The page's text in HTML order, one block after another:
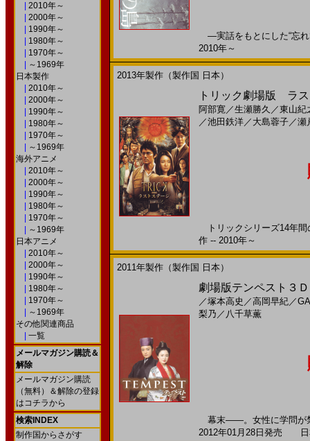
2010年～
2000年～
1990年～
1980年～
1970年～
～1969年
日本製作
2010年～
2000年～
1990年～
1980年～
1970年～
～1969年
海外アニメ
2010年～
2000年～
1990年～
1980年～
1970年～
～1969年
日本アニメ
2010年～
2000年～
1990年～
1980年～
1970年～
～1969年
その他関連商品
一覧
メールマガジン購読＆
解除
メールマガジン購読
（無料）＆解除の登録
はコチラから
検索INDEX
制作国からさがす
―実話をもとにした“忘
2010年～
2013年製作（製作国 日本）
トリック劇場版 ラ
阿部寛／生瀬勝久 ／東山紀
／池田鉄洋／ 大島蓉子／瀬
トリックシリーズ14年
作 -- 2010年～
2011年製作（製作国 日本）
劇場版テンペスト３
／塚本高史 ／高岡早紀／
梨乃 ／ 八千草薫
幕末――。女性に学問が
2012年01月28日発売 日